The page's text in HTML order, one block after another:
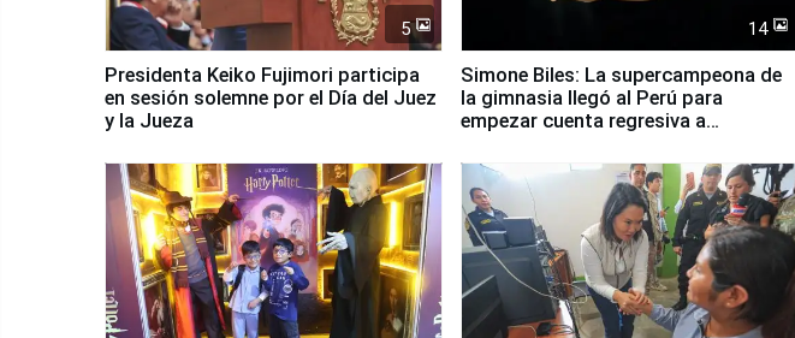
5
Presidenta Keiko Fujimori participa
en sesión solemne por el Día del Juez
y la Jueza
14
Simone Biles: La supercampeona de
la gimnasia llegó al Perú para
empezar cuenta regresiva a